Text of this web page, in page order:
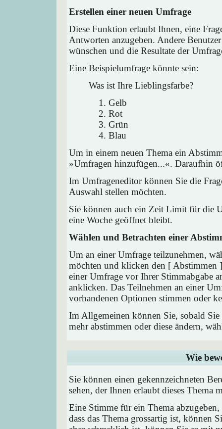
Erstellen einer neuen Umfrage
Diese Funktion erlaubt Ihnen, eine
Antworten anzugeben. Andere
wünschen und die Resultate der
Eine Beispielumfrage könnte sein:
Was ist Ihre Lieblingsfarbe?
Gelb
Rot
Grün
Blau
Um in einem neuen Thema ein
»Umfragen hinzufügen...«. Daraufhin
Im Umfrageneditor können Sie die
Auswahl stellen möchten.
Sie können auch ein Zeit Limit für die
eine Woche geöffnet bleibt.
Wählen und Betrachten einer
Um an einer Umfrage teilzunehmen,
möchten und klicken den [ Abstimmen
einer Umfrage vor Ihrer Stimmabgabe
anklicken. Das Teilnehmen an einer
vorhandenen Optionen stimmen oder
Im Allgemeinen können Sie, sobald
mehr abstimmen oder diese ändern,
Wie
Sie können einen gekennzeichneten
sehen, der Ihnen erlaubt dieses Thema
Eine Stimme für ein Thema
dass das Thema grossartig ist, können